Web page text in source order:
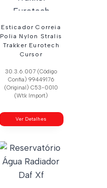
Esticador Correia
Polia Nylon Stralis
Trakker Eurotech
Cursor
30.3.6.007 (Código
Confia) 99449176
(Original) C53-0010
(Wtk Import)
Ver Detalhes